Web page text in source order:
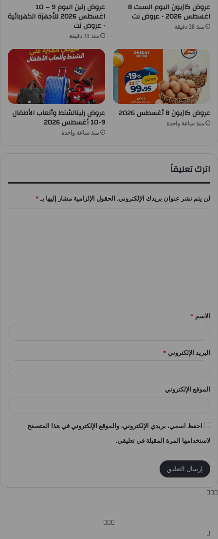
عروض كازيون اليوم السبت 8
اغسطس 2026 • عروض نت
منذ 28 دقيقة
عروض رنين اليوم 9 – 10
اغسطس 2026 للأجهزة الكهربائية
• عروض نت
منذ 31 دقيقة
عروض كازيون 8 أغسطس 2026
منذ ساعة واحدة
عروض رنينالشنط وألعاب الأطفال
9-10 أغسطس 2026
منذ ساعة واحدة
اترك تعليقاً
لن يتم نشر عنوان بريدك الإلكتروني. الحقول الإلزامية مشار إليها بـ *
*الاسم *
البريد الإلكتروني *
الموقع الإلكتروني
احفظ اسمي، بريدي الإلكتروني، والموقع الإلكتروني في هذا المتصفح
لاستخدامها المرة المقبلة في تعليقي.